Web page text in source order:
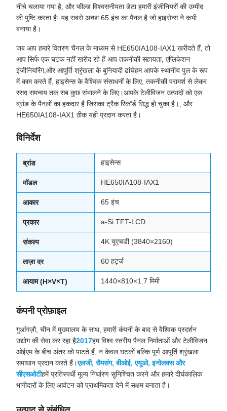
नीचे चलाया गया है, और फील्ड विश्वसनीयता डेटा हमारी इंजीनियरों की उम्मीद
की पुष्टि करता हैः यह सबसे अच्छा 65 इंच का पैनल है जो हाइसेन्स ने कभी
बनाया है।
जब आप हमारे वितरण चैनल के माध्यम से HE650IA108-IAX1 खरीदते हैं, तो
आप सिर्फ एक घटक नहीं खरीद रहे हैं आप तकनीकी सहायता, एप्लिकेशन
इंजीनियरिंग,और आपूर्ति श्रृंखला के बुनियादी ढांचेहम आपके स्थानीय पुल के रूप
में काम करते हैं, हाइसेन्स के वैश्विक संसाधनों के लिए, तकनीकी परामर्श से लेकर
रसद समन्वय तक सब कुछ संभालने के लिए।आपके टेलीविजन उत्पादों को एक
ब्रांड के पैनलों का हकदार है जिसका ट्रैक रिकॉर्ड सिद्ध हो चुका है।, और
HE650IA108-IAX1 ठीक यही प्रदान करता है।
विनिर्देश
ब्रांड हाइसेन्स
मॉडल HE650IA108-IAX1
आकार 65 इंच
प्रकार a-Si TFT-LCD
संकल्प 4K यूएचडी (3840×2160)
ताज़ा दर 60 हर्ट्ज
आयाम (H×V×T) 1440×810×1.7 मिमी
कंपनी प्रोफ़ाइल
गुआंगज़ौ, चीन में मुख्यालय के साथ, हमारी कंपनी के बाद से वैश्विक प्रदर्शन
उद्योग की सेवा कर रहा है2017हम विश्व स्तरीय पैनल निर्माताओं और टेलीविजन
ओईएम के बीच अंतर को पाटते हैं, न केवल घटकों बल्कि पूर्ण आपूर्ति श्रृंखला
समाधान प्रदान करते हैं।एलजी, सैमसंग, बीओई, एयूओ, इनोलक्स और
सीएसओटीहमें प्रतिस्पर्धी मूल्य निर्धारण सुनिश्चित करने और हमारे दीर्घकालिक
भागीदारों के लिए आवंटन को प्राथमिकता देने में सक्षम बनाता है।